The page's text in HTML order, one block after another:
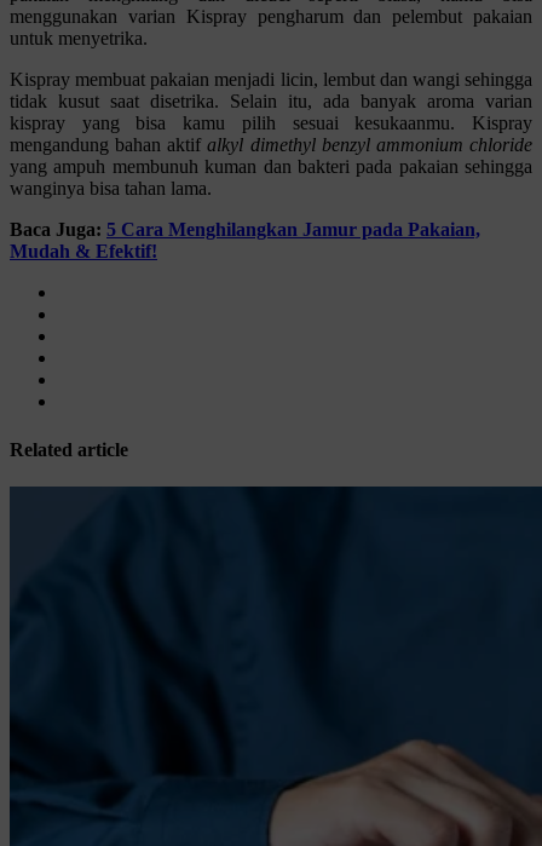
menggunakan varian Kispray pengharum dan pelembut pakaian
untuk menyetrika.
Kispray membuat pakaian menjadi licin, lembut dan wangi sehingga
tidak kusut saat disetrika. Selain itu, ada banyak aroma varian
kispray yang bisa kamu pilih sesuai kesukaanmu. Kispray
mengandung bahan aktifalkyl dimethyl benzyl ammonium chloride
yang ampuh membunuh kuman dan bakteri pada pakaian sehingga
wanginya bisa tahan lama.
Baca Juga: 5 Cara Menghilangkan Jamur pada Pakaian,
Mudah & Efektif!
Related article